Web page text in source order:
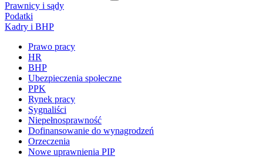
Prawnicy i sądy
Podatki
Kadry i BHP
Prawo pracy
HR
BHP
Ubezpieczenia społeczne
PPK
Rynek pracy
Sygnaliści
Niepełnosprawność
Dofinansowanie do wynagrodzeń
Orzeczenia
Nowe uprawnienia PIP